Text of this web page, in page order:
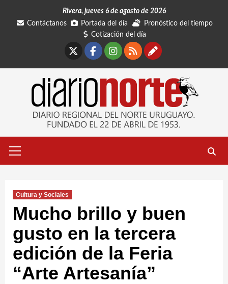
Rivera, jueves 6 de agosto de 2026
Contáctanos
Portada del día
Pronóstico del tiempo
Cotización del día
Facebook
Instagram
RSSContáctanos
primario
Cultura y Sociales
Mucho brillo y buen
gusto en la tercera
edición de la Feria
“Arte Artesanía”